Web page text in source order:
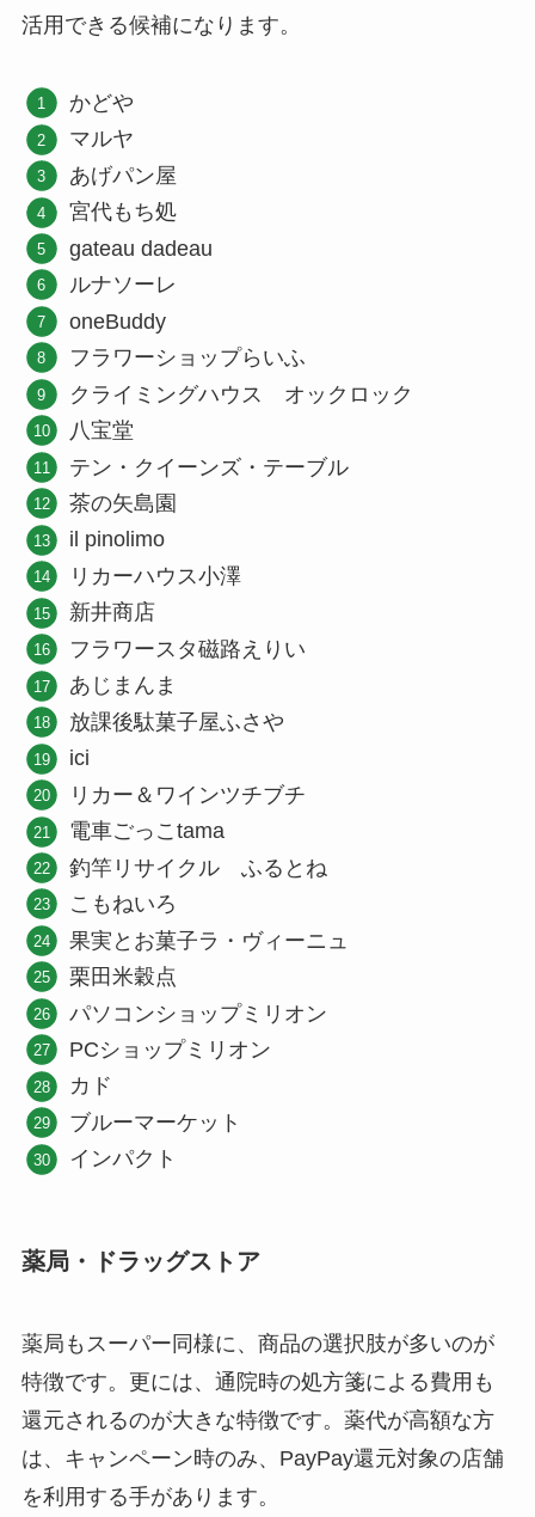
活用できる候補になります。
かどや
マルヤ
あげパン屋
宮代もち処
gateau dadeau
ルナソーレ
oneBuddy
フラワーショップらいふ
クライミングハウス オックロック
八宝堂
テン・クイーンズ・テーブル
茶の矢島園
il pinolimo
リカーハウス小澤
新井商店
フラワースタ磁路えりい
あじまんま
放課後駄菓子屋ふさや
ici
リカー＆ワインツチブチ
電車ごっこtama
釣竿リサイクル ふるとね
こもねいろ
果実とお菓子ラ・ヴィーニュ
栗田米穀点
パソコンショップミリオン
PCショップミリオン
カド
ブルーマーケット
インパクト
薬局・ドラッグストア
薬局もスーパー同様に、商品の選択肢が多いのが
特徴です。更には、通院時の処方箋による費用も
還元されるのが大きな特徴です。薬代が高額な方
は、キャンペーン時のみ、PayPay還元対象の店舗
を利用する手があります。